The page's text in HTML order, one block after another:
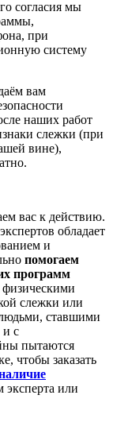
согласия мы
при
систему
вам
наших работ
слежки (при
вине),
вас к действию.
обладает
и
помогаем
программ
слежки или
ставшими
и с
пытаются
чтобы заказать
эксперта или